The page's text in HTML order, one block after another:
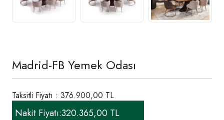
Madrid-FB Yemek Odası
Taksitli Fiyatı : 376.900,00 TL
Nakit Fiyatı:320.365,00 TL